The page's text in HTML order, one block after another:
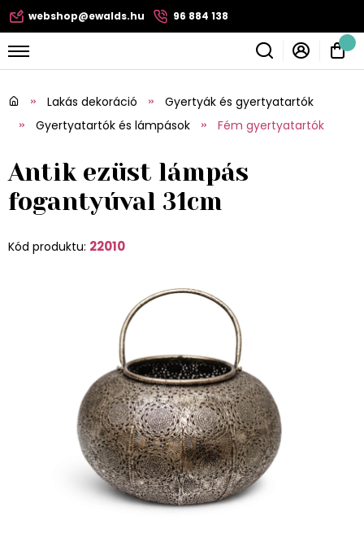
webshop@ewalds.hu 96 884 138
Lakás dekoráció
Gyertyák és gyertyatartók
Gyertyatartók és lámpások
Fém gyertyatartók
Antik ezüst lámpás
fogantyúval 31cm
Kód produktu: 22010